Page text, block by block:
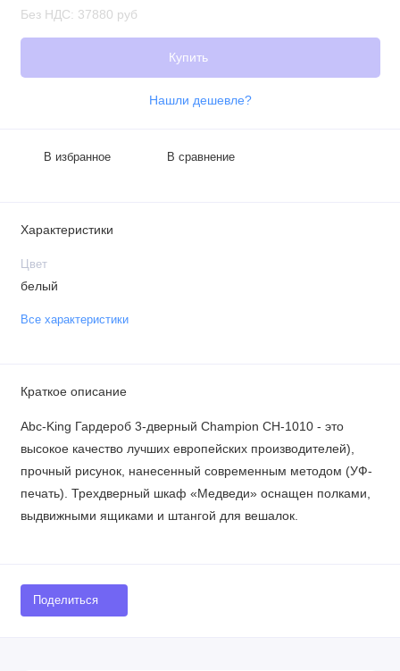
Без НДС: 37880 руб
Купить
Нашли дешевле?
В избранное В сравнение
Характеристики
Цвет
белый
Все характеристики
Краткое описание
Abc-King Гардероб 3-дверный Champion CH-1010 - это
высокое качество лучших европейских производителей),
прочный рисунок, нанесенный современным методом (УФ-
печать). Трехдверный шкаф «Медведи» оснащен полками,
выдвижными ящиками и штангой для вешалок.
Поделиться